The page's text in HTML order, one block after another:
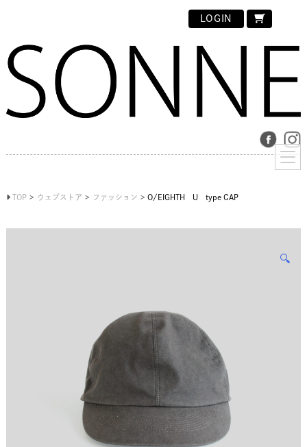
LOGIN
TOP ウェブストア ファッション O/EIGHTH U type CAP
🔍